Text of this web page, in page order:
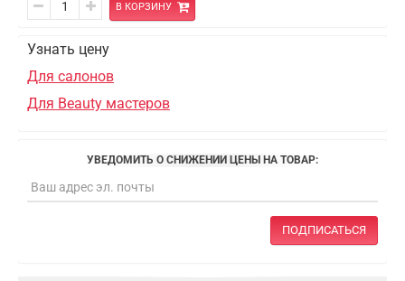
В КОРЗИНУ
Узнать цену
Для салонов
Для Beauty мастеров
УВЕДОМИТЬ О СНИЖЕНИИ ЦЕНЫ НА ТОВАР:
ПОДПИСАТЬСЯ